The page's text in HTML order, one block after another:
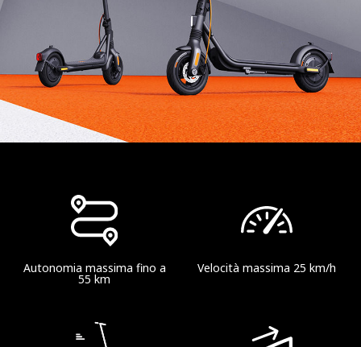
Autonomia massima fino a
55 km
Velocità massima 25 km/h
Dimensioni del prodotto - Piegato
1158,5 × 570 × 529 mm
Peso netto
18.5 kg
Gamma
Autonomia teorica